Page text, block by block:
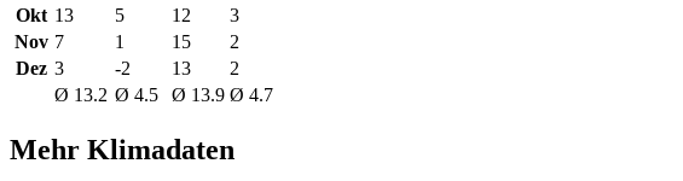
Okt 13 5 12
3
Nov 7 1 15
2
Dez 3 -2 13
2
Ø 13.2 Ø 4.5 Ø 13.9 Ø 4.7
Mehr Klimadaten